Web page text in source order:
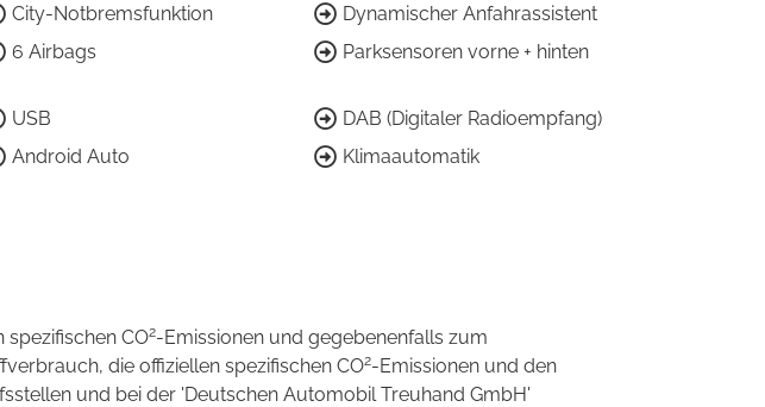
City-Notbremsfunktion
Dynamischer Anfahrassistent
6 Airbags Parksensoren vorne + hinten
USB
DAB (Digitaler Radioempfang)
Android Auto
Klimaautomatik
CO2-Emissionen und gegebenenfalls zum
die offiziellen spezifischen CO2-Emissionen und den
und bei der 'Deutschen Automobil Treuhand GmbH'